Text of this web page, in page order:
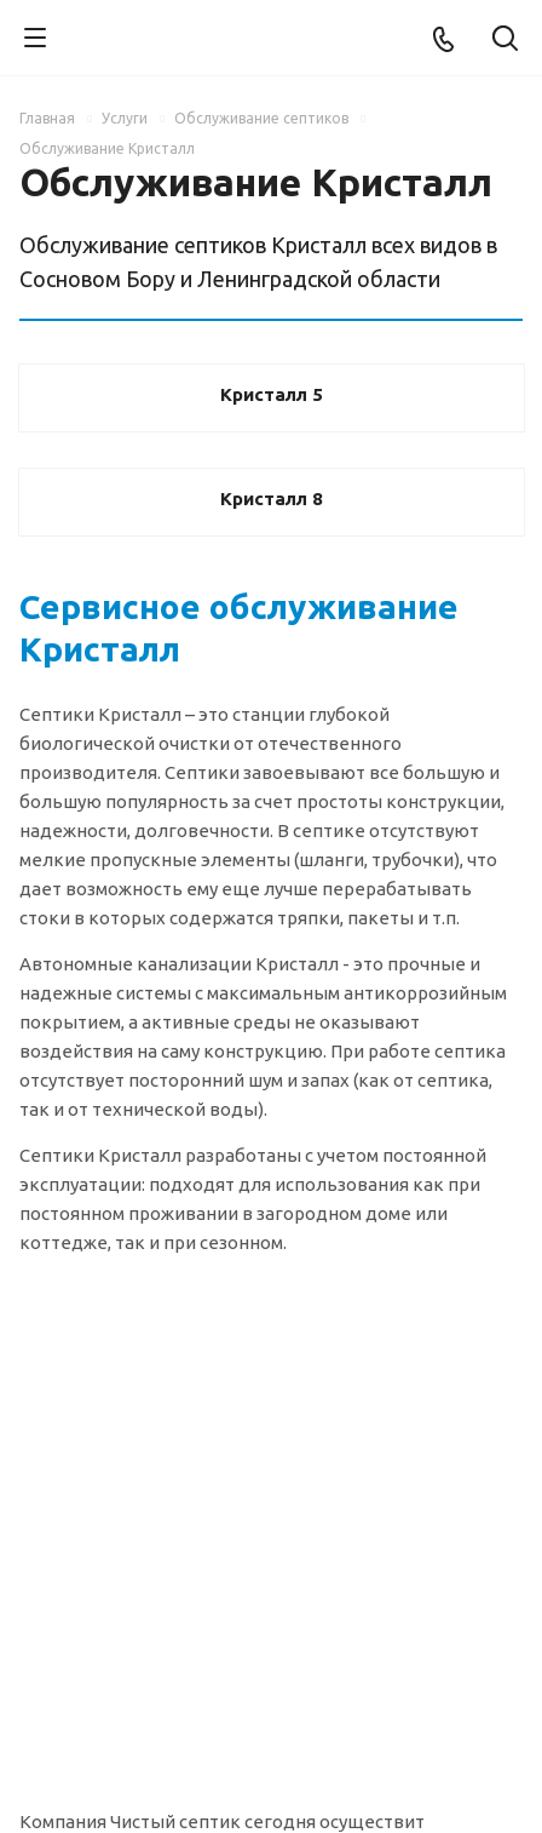
Главная Услуги
Обслуживание септиков
Обслуживание Кристалл
Обслуживание Кристалл
Обслуживание септиков Кристалл всех видов в
Сосновом Бору и Ленинградской области
Кристалл 5
Кристалл 8
Сервисное обслуживание
Кристалл
Септики Кристалл – это станции глубокой
биологической очистки от отечественного
производителя. Септики завоевывают все большую и
большую популярность за счет простоты конструкции,
надежности, долговечности. В септике отсутствуют
мелкие пропускные элементы (шланги, трубочки), что
дает возможность ему еще лучше перерабатывать
стоки в которых содержатся тряпки, пакеты и т.п.
Автономные канализации Кристалл - это прочные и
надежные системы с максимальным антикоррозийным
покрытием, а активные среды не оказывают
воздействия на саму конструкцию. При работе септика
отсутствует посторонний шум и запах (как от септика,
так и от технической воды).
Септики Кристалл разработаны с учетом постоянной
эксплуатации: подходят для использования как при
постоянном проживании в загородном доме или
коттедже, так и при сезонном.
Компания Чистый септик сегодня осуществит